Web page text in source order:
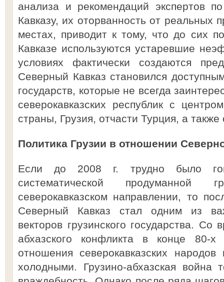
анализа и рекомендаций экспертов
Кавказу, их оторванность от реальных
местах, приводит к тому, что до сих
Кавказе используются устаревшие
условиях фактически создаются
Северный Кавказ становился
государств, которые не всегда
северокавказских республик с
страны, Грузия, отчасти Турция, а
Политика Грузии в отношении
Если до 2008 г. трудно было
систематической продуманной
северокавказском направлении, то
Северный Кавказ стал одним из
векторов грузинского государства. Со
абхазского конфликта в конце 80-х
отношения северокавказских
холодными. Грузино-абхазская война